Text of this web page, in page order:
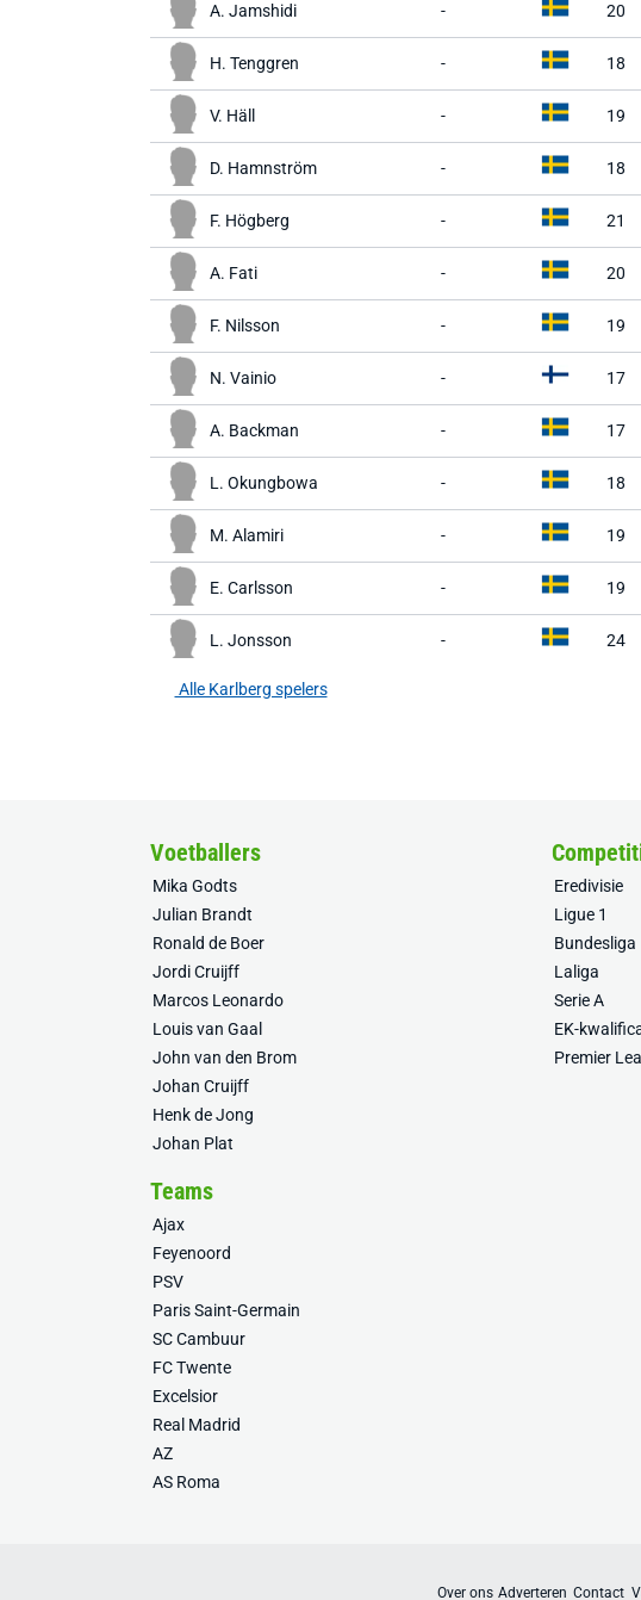
A. Jamshidi - 20
H. Tenggren - 18
V. Häll - 19
D. Hamnström - 18
F. Högberg - 21
A. Fati - 20
F. Nilsson - 19
N. Vainio - 17
A. Backman - 17
L. Okungbowa - 18
M. Alamiri - 19
E. Carlsson - 19
L. Jonsson - 24
Alle Karlberg spelers
Voetballers
Mika Godts
Julian Brandt
Ronald de Boer
Jordi Cruijff
Marcos Leonardo
Louis van Gaal
John van den Brom
Johan Cruijff
Henk de Jong
Johan Plat
Eredivisie
Ligue 1
Bundesliga
Laliga
Serie A
EK-
Premier
Teams
Ajax
Feyenoord
PSV
Paris Saint-Germain
SC Cambuur
FC Twente
Excelsior
Real Madrid
AZ
AS Roma
Over ons Adverteren Contact